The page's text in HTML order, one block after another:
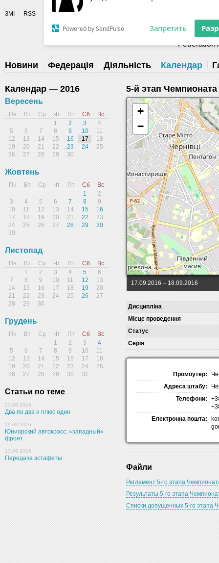
уведомления на рабочий стол
ЗМІ RSS
Fédération
Новини Федерація Діяльність Календар
Календар — 2016
Вересень
Пн Вт Ср Чт Пт Сб
Вс
1
2 3
4
5
6 7 8 9 10
11
12
13 14 15 16 17
18
19
20 21 22 23 24
25
26
27 28 29 30
Жовтень
Пн Вт Ср Чт Пт Сб
Вс
1
2
3
4 5 6 7 8
9
10
11 12 13 14 15
16
17
18 19 20 21 22
23
24
25 26 27 28 29
30
30
Листопад
Пн Вт Ср Чт Пт Сб
Вс
1
2 3 4 5
6
7
8 9 10 11 12
13
14
15 16 17 18 19
20
21
22 23 24 25 26
27
28
29 30
Грудень
Пн Вт Ср Чт Пт Сб
Вс
1
2 3
4
5
6 7 8 9 10
11
12
13 14 15 16 17
18
19
20 21 22 23 24
25
26
27 28 29 30 31
Статьи по теме
21.09.2016
Два по два и плюс один
19.09.2016
Юниорский автокросс: «западный»
фронт
13.09.2016
Передача эстафеты
5-й этап
+
−
17.09.2016 – 18.09.2016
Дисципліна
Місце проведення
Статус
Серія
Промоутер:
Адреса штабу:
Телефони:
Електронна пошта:
Файли
Регламент 5-го этапа
Результаты 5-го этапа
Списки допущенных 5-го этапа